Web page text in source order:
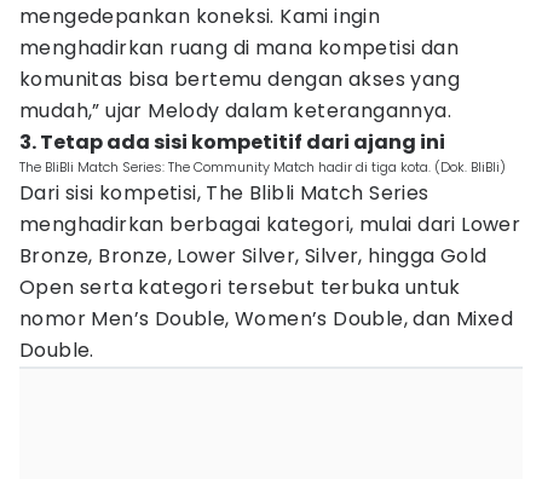
mengedepankan koneksi. Kami ingin
menghadirkan ruang di mana kompetisi dan
komunitas bisa bertemu dengan akses yang
mudah,” ujar Melody dalam keterangannya.
3. Tetap ada sisi kompetitif dari ajang ini
The BliBli Match Series: The Community Match hadir di tiga kota. (Dok. BliBli)
Dari sisi kompetisi, The Blibli Match Series
menghadirkan berbagai kategori, mulai dari Lower
Bronze, Bronze, Lower Silver, Silver, hingga Gold
Open serta kategori tersebut terbuka untuk
nomor Men’s Double, Women’s Double, dan Mixed
Double.